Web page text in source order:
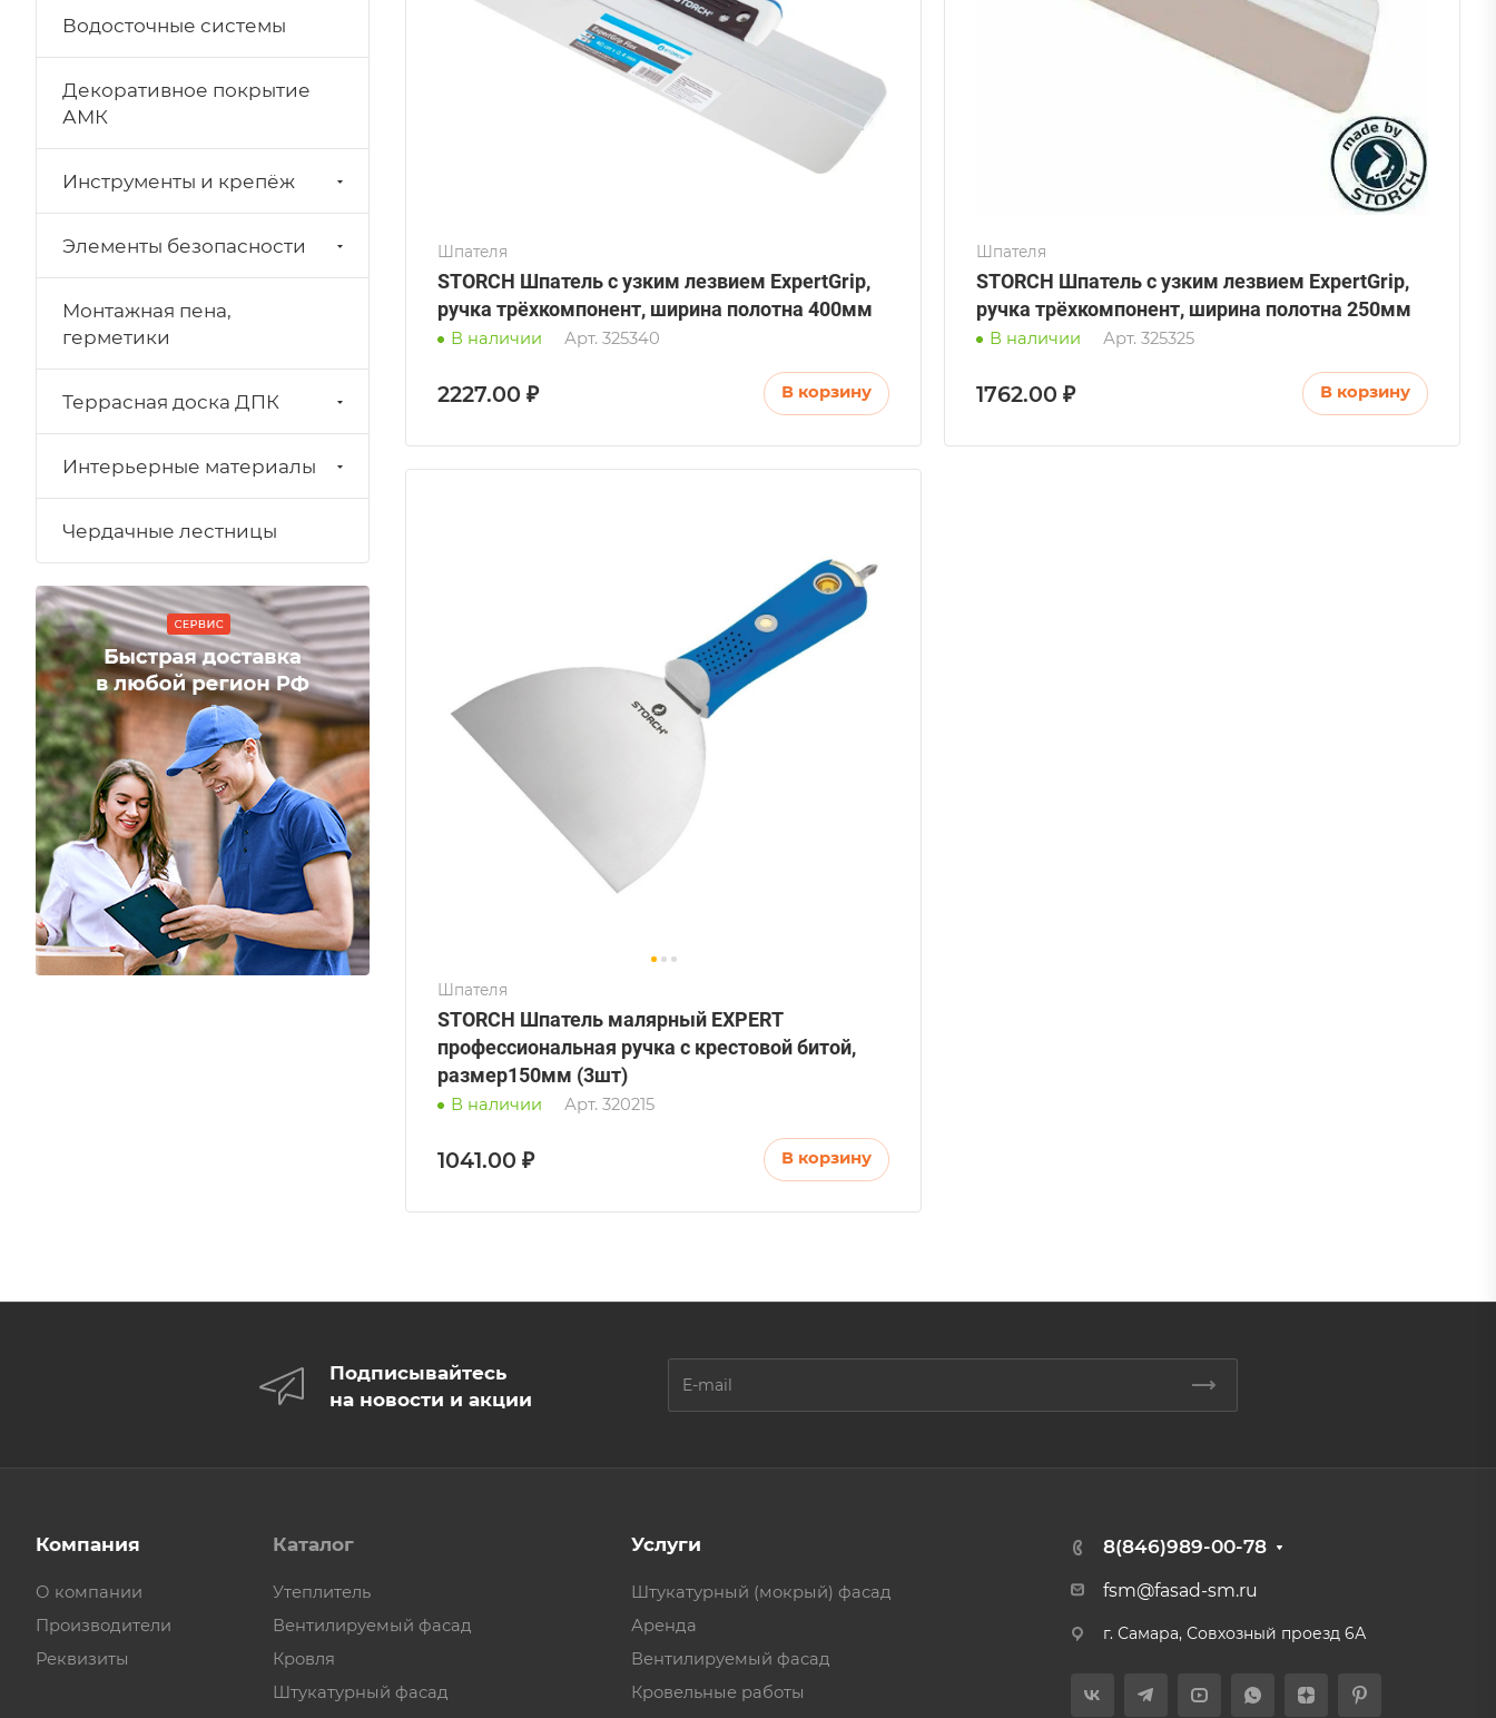
Шпателя
STORCH Шпатель с узким лезвием ExpertGrip,
ручка трёхкомпонент, ширина полотна 400мм
В наличии Арт. 325340
2227.00 ₽ В корзину
Шпателя
STORCH Шпатель с узким лезвием ExpertGrip,
ручка трёхкомпонент, ширина полотна 250мм
В наличии Арт. 325325
1762.00 ₽ В корзину
Шпателя
STORCH Шпатель малярный EXPERT
профессиональная ручка с крестовой битой,
размер150мм (3шт)
В наличии Арт. 320215
1041.00 ₽ В корзину
Водосточные системы
Декоративное покрытие
АМК
Инструменты и крепёж
Элементы безопасности
Монтажная пена,
герметики
Террасная доска ДПК
Интерьерные материалы
Чердачные лестницы
Подписывайтесь
на новости и акции
Компания
О компании
Производители
Реквизиты
Каталог
Утеплитель
Вентилируемый фасад
Кровля
Штукатурный фасад
Услуги
Штукатурный (мокрый) фасад
Аренда
Вентилируемый фасад
Кровельные работы
8(846)989-00-78
fsm@fasad-sm.ru
г. Самара, Совхозный проезд 6А